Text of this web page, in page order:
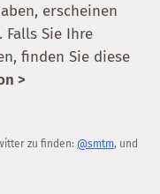
erscheinen
Sie Ihre
finden Sie diese
>
zu finden: @smtm, und